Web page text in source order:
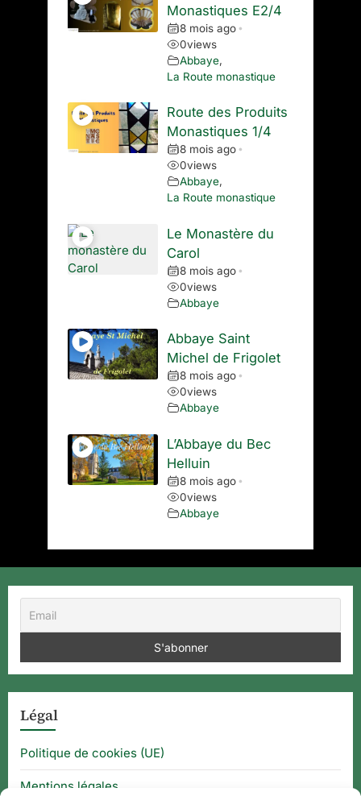
Monastiques E2/4
8 mois ago •
0views
Abbaye,
La Route monastique
Route des Produits
Monastiques 1/4
8 mois ago •
0views
Abbaye,
La Route monastique
Le Monastère du
Carol
8 mois ago •
0views
Abbaye
Abbaye Saint
Michel de Frigolet
8 mois ago •
0views
Abbaye
L’Abbaye du Bec
Helluin
8 mois ago •
0views
Abbaye
Légal
Politique de cookies (UE)
Mentions légales